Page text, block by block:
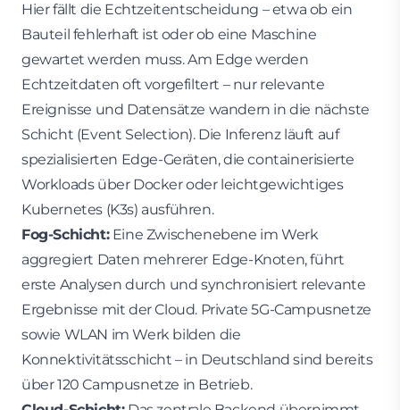
Hier fällt die Echtzeitentscheidung – etwa ob ein
Bauteil fehlerhaft ist oder ob eine Maschine
gewartet werden muss. Am Edge werden
Echtzeitdaten oft vorgefiltert – nur relevante
Ereignisse und Datensätze wandern in die nächste
Schicht (Event Selection). Die Inferenz läuft auf
spezialisierten Edge-Geräten, die containerisierte
Workloads über Docker oder leichtgewichtiges
Kubernetes (K3s) ausführen.
Fog-Schicht:Eine Zwischenebene im Werk
aggregiert Daten mehrerer Edge-Knoten, führt
erste Analysen durch und synchronisiert relevante
Ergebnisse mit der Cloud. Private 5G-Campusnetze
sowie WLAN im Werk bilden die
Konnektivitätsschicht – in Deutschland sind bereits
über 120 Campusnetze in Betrieb.